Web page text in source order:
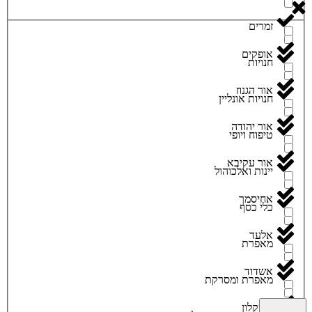
זמרים
חנויות
חנויות אונליין
טיפוח ויופי
יינות ואלכוהול
כלי כסף
מאפרת
מאפרת ומסרקת
אופקים
אור הגנוז
אור יהודה
אור עקיבא
אחיסמך
אלעד
אשדוד
אשקלון